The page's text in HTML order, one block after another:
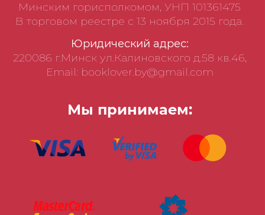
Минским горисполкомом, УНП 101361475
В торговом реестре с 13 ноября 2015 года.
Юридический адрес:
220086 г.Минск ул.Калиновского д.58 кв.46,
Email: booklover.by@gmail.com
Мы принимаем: